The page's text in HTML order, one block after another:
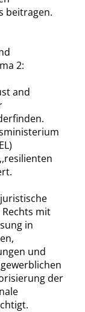
beitragen.
2:
and
mit
in
und
der